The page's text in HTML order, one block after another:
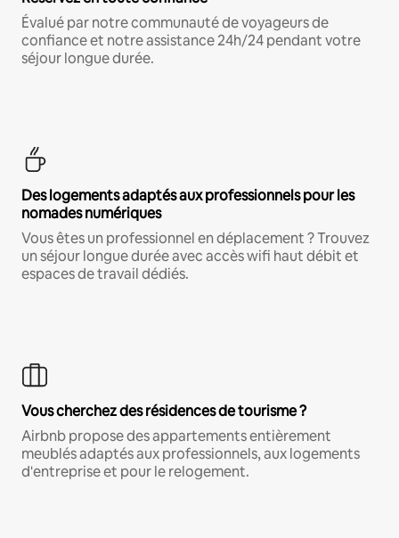
Évalué par notre communauté de voyageurs de
confiance et notre assistance 24h/24 pendant votre
séjour longue durée.
Des logements adaptés aux professionnels pour les
nomades numériques
Vous êtes un professionnel en déplacement ? Trouvez
un séjour longue durée avec accès wifi haut débit et
espaces de travail dédiés.
Vous cherchez des résidences de tourisme ?
Airbnb propose des appartements entièrement
meublés adaptés aux professionnels, aux logements
d'entreprise et pour le relogement.